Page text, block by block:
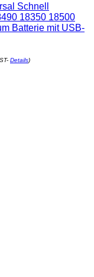
Schnell
18350 18500
Batterie mit USB-
Details)